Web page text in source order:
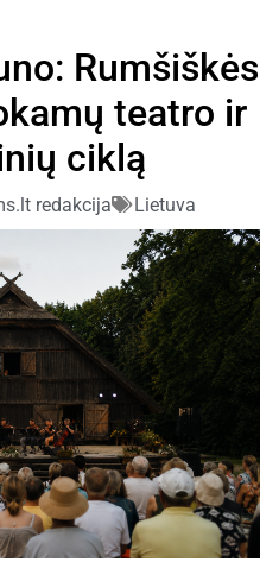
Rumšiškės
teatro ir
ciklą
redakcija Lietuva